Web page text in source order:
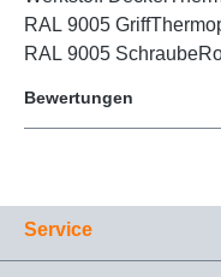
RAL 9005
RAL 9005
Bewertungen
Service